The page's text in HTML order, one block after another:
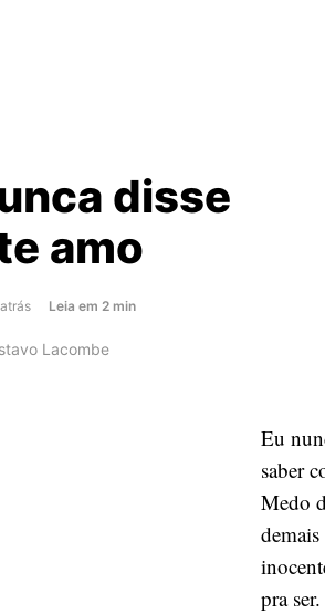
disse
amo
Leiaabout
nunca
em2 min
Lacombe
Eu
saber
Medo
pra